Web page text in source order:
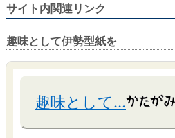
サイト内関連リンク
趣味として伊勢型紙を
趣味として…